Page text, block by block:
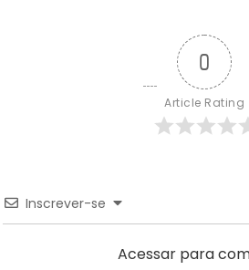
0
Article Rating
Inscrever-se
Acessar para